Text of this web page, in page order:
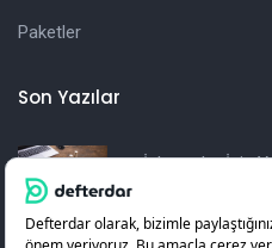
Paketler
Son Yazılar
İşletmeler İçin